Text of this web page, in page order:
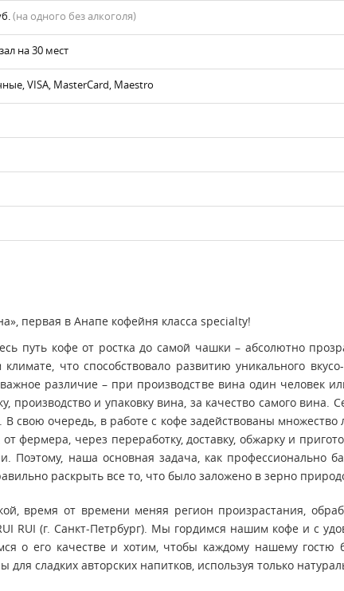
(на одного без алкоголя)
на 30 мест
VISA, MasterCard, Maestro
первая в Анапе кофейня класса specialty!
путь кофе от ростка до самой чашки – абсолютно
что способствовало развитию уникального
различие – при производстве вина один человек
производство и упаковку вина, за качество самого
свою очередь, в работе с кофе задействованы множество
фермера, через переработку, доставку, обжарку и
Поэтому, наша основная задача, как профессионально
раскрыть все то, что было заложено в зерно
время от времени меняя регион произрастания,
RUI (г. Санкт-Петрбург). Мы гордимся нашим кофе и с
о его качестве и хотим, чтобы каждому нашему
сладких авторских напитков, используя только